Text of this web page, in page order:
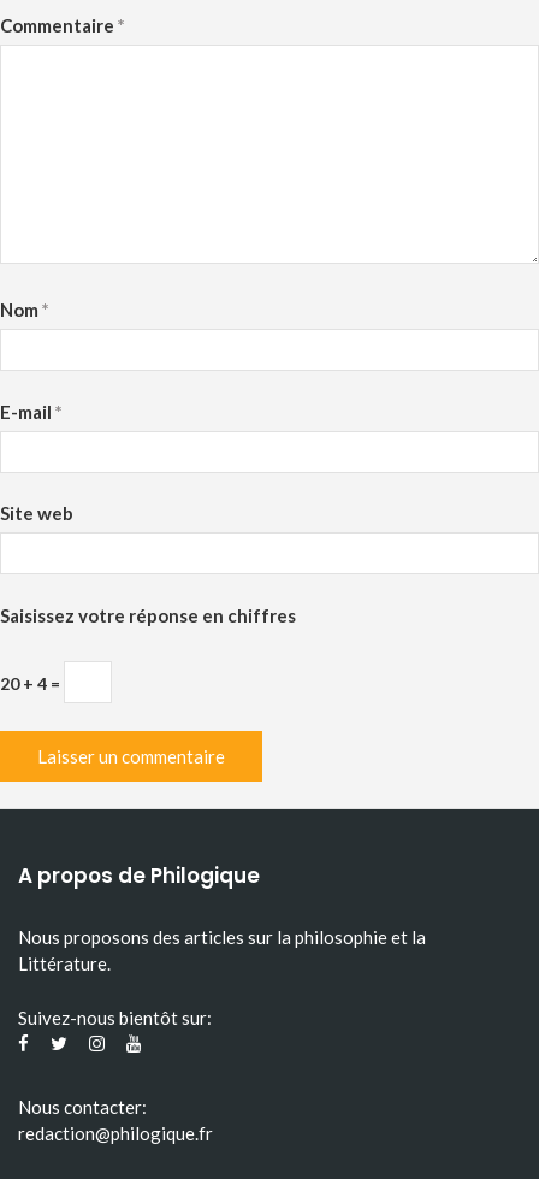
Commentaire *
Nom *
E-mail *
Site web
Saisissez votre réponse en chiffres
20 + 4 =
A propos de Philogique
Nous proposons des articles sur la philosophie et la
Littérature.
Suivez-nous bientôt sur:
Nous contacter:
redaction@philogique.fr